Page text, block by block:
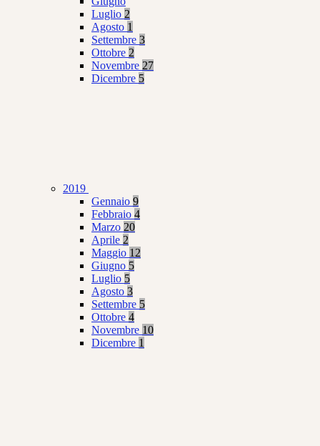
Luglio 2
Agosto 1
Settembre 3
Ottobre 2
Novembre 27
Dicembre 5
2019
Gennaio 9
Febbraio 4
Marzo 20
Aprile 2
Maggio 12
Giugno 5
Luglio 5
Agosto 3
Settembre 5
Ottobre 4
Novembre 10
Dicembre 1